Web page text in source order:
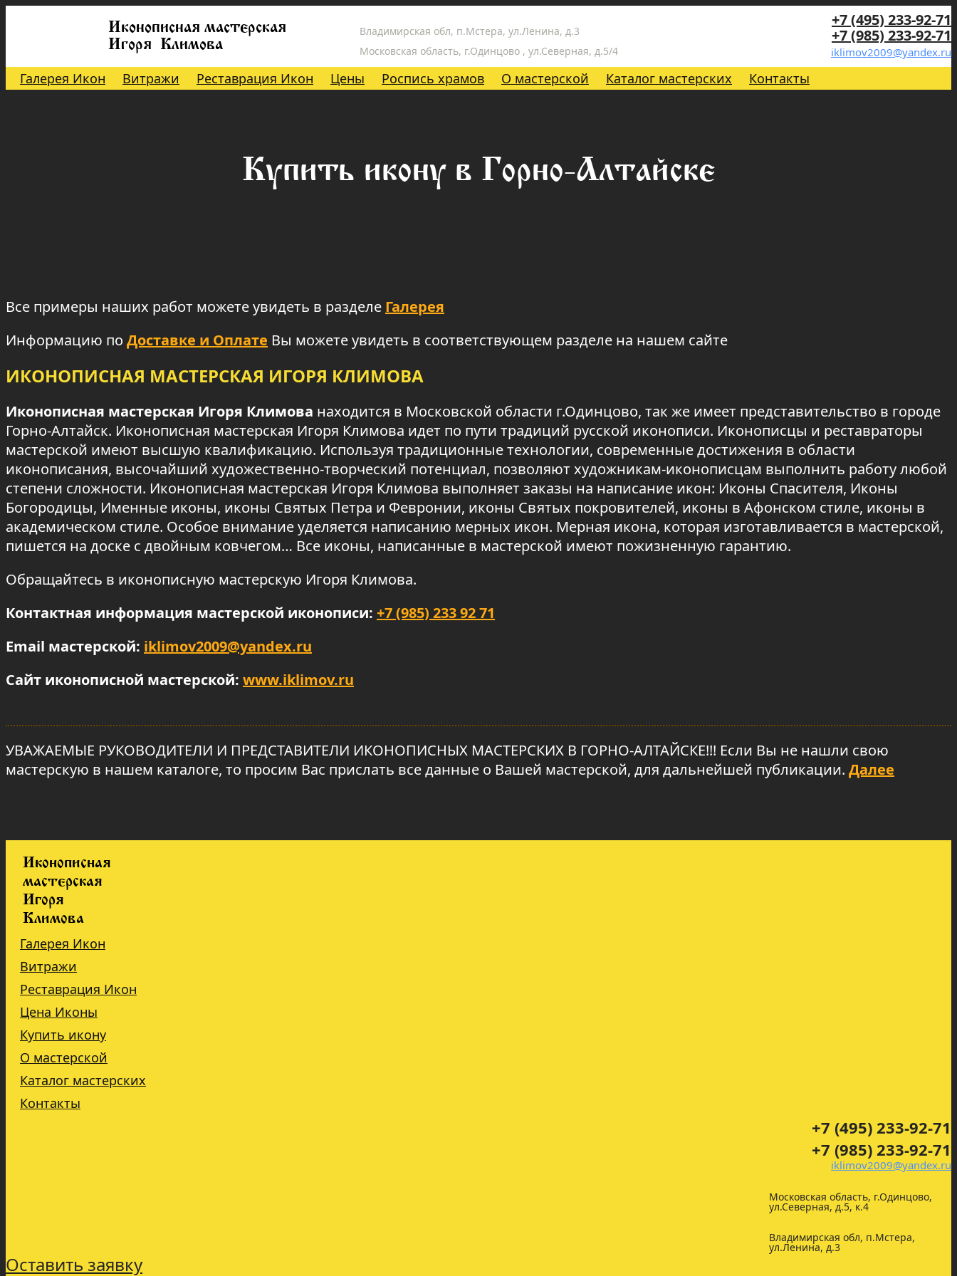
Иконописная мастерская
Игоря Климова
Владимирская обл, п.Мстера, ул.Ленина, д.3
Московская область, г.Одинцово , ул.Северная, д.5/4
+7 (495) 233-92-71
+7 (985) 233-92-71
iklimov2009@yandex.ru
Галерея Икон Витражи Реставрация Икон Цены Роспись храмов О мастерской Каталог мастерских Контакты
Купить икону в Горно-Алтайске
Все примеры наших работ можете увидеть в разделе Галерея
Информацию по Доставке и Оплате Вы можете увидеть в соответствующем разделе на нашем сайте
ИКОНОПИСНАЯ МАСТЕРСКАЯ ИГОРЯ КЛИМОВА
Иконописная мастерская Игоря Климова находится в Московской области г.Одинцово, так же имеет представительство в городе
Горно-Алтайск. Иконописная мастерская Игоря Климова идет по пути традиций русской иконописи. Иконописцы и реставраторы
мастерской имеют высшую квалификацию. Используя традиционные технологии, современные достижения в области
иконописания, высочайший художественно-творческий потенциал, позволяют художникам-иконописцам выполнить работу любой
степени сложности. Иконописная мастерская Игоря Климова выполняет заказы на написание икон: Иконы Спасителя, Иконы
Богородицы, Именные иконы, иконы Святых Петра и Февронии, иконы Святых покровителей, иконы в Афонском стиле, иконы в
академическом стиле. Особое внимание уделяется написанию мерных икон. Мерная икона, которая изготавливается в мастерской,
пишется на доске с двойным ковчегом… Все иконы, написанные в мастерской имеют пожизненную гарантию.
Обращайтесь в иконописную мастерскую Игоря Климова.
Контактная информация мастерской иконописи: +7 (985) 233 92 71
Email мастерской: iklimov2009@yandex.ru
Сайт иконописной мастерской: www.iklimov.ru
УВАЖАЕМЫЕ РУКОВОДИТЕЛИ И ПРЕДСТАВИТЕЛИ ИКОНОПИСНЫХ МАСТЕРСКИХ В ГОРНО-АЛТАЙСКЕ!!! Если Вы не нашли свою
мастерскую в нашем каталоге, то просим Вас прислать все данные о Вашей мастерской, для дальнейшей публикации. Далее
Иконописная
мастерская
Игоря
Климова
Галерея Икон
Витражи
Реставрация Икон
Цена Иконы
Купить икону
О мастерской
Каталог мастерских
Контакты
+7 (495) 233-92-71
+7 (985) 233-92-71
iklimov2009@yandex.ru
Московская область, г.Одинцово,
ул.Северная, д.5, к.4
Владимирская обл, п.Мстера,
ул.Ленина, д.3
Оставить заявку